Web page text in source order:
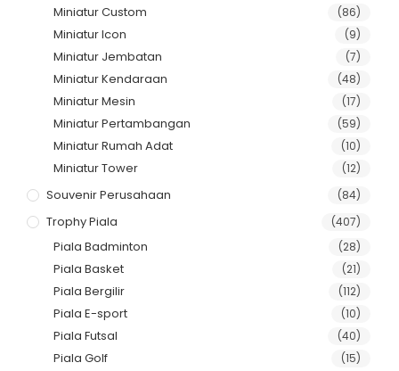
Miniatur Custom (86)
Miniatur Icon (9)
Miniatur Jembatan (7)
Miniatur Kendaraan (48)
Miniatur Mesin (17)
Miniatur Pertambangan (59)
Miniatur Rumah Adat (10)
Miniatur Tower (12)
Souvenir Perusahaan (84)
Trophy Piala (407)
Piala Badminton (28)
Piala Basket (21)
Piala Bergilir (112)
Piala E-sport (10)
Piala Futsal (40)
Piala Golf (15)